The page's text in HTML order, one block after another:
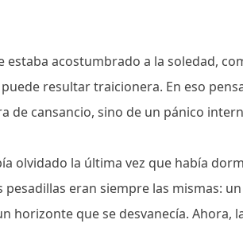
estaba acostumbrado a la soledad,
resultar traicionera. En eso
de cansancio, sino de un pánico
olvidado la última vez que había
pesadillas eran siempre las mismas:
horizonte que se desvanecía. Ahora,